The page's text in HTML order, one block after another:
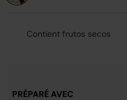
Contient frutos secos
PRÉPARÉ AVEC